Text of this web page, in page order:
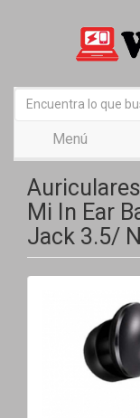
Menú
Mi In Ear
Jack 3.5/